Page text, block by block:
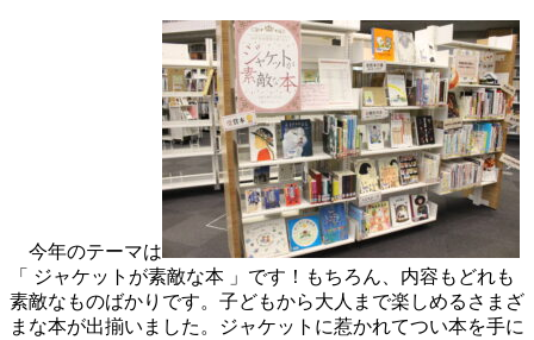
今年のテーマは
「 ジャケットが素敵な本 」です！もちろん、内容もどれも
素敵なものばかりです。子どもから大人まで楽しめるさまざ
まな本が出揃いました。ジャケットに惹かれてつい本を手に